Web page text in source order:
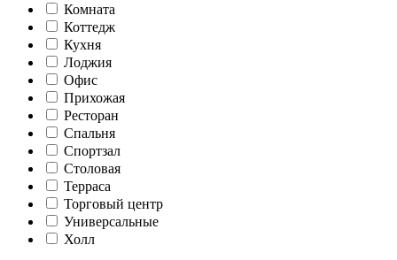
Комната
Коттедж
Кухня
Лоджия
Офис
Прихожая
Ресторан
Спальня
Спортзал
Столовая
Терраса
Торговый центр
Универсальные
Холл